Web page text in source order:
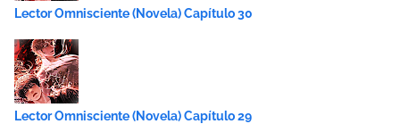
Lector Omnisciente (Novela) Capítulo 30
Lector Omnisciente (Novela) Capítulo 29